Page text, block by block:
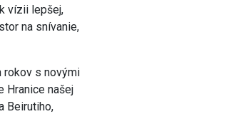
vízii lepšej,
na snívanie,
rokov s novými
Hranice našej
Beirutiho,